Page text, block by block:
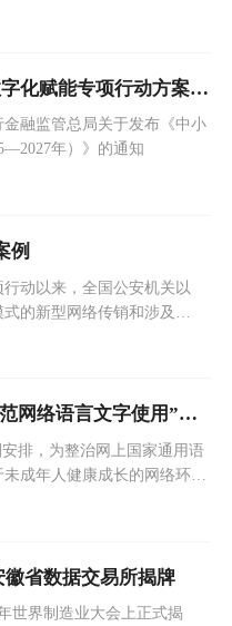
国际竞争新优势，现组织开
四部门关于发布《中小企业数字化赋能专项行动方案（2025—2027年）》的通知
融监管总局关于发布《中小
年）》的通知
例
动以来，全国公安机关以
的新型网络传销和涉及重
传销以及线上线下结合、
，公安部公布5起传销犯中央网信办部署开展“清朗·规范网络语言文字使用”专项行动
排，为整治网上国家通用语
成年人健康成长的网络环境
部印发通知，部署开展“清
省数据交易所揭牌
世界制造业大会上正式揭